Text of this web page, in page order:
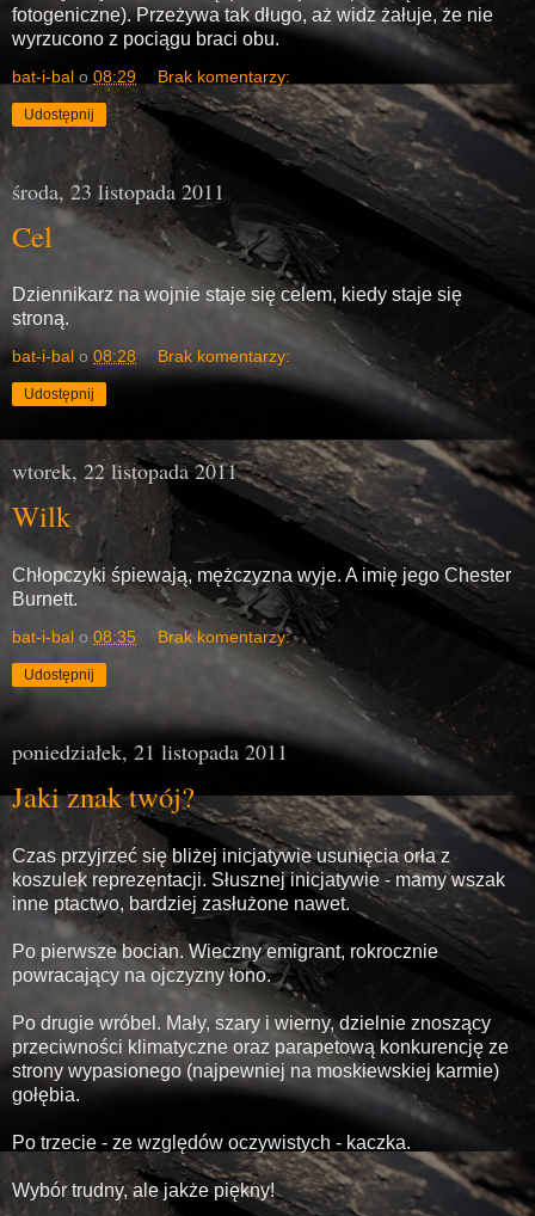
fotogeniczne). Przeżywa tak długo, aż widz żałuje, że nie
wyrzucono z pociągu braci obu.
bat-i-bal o 08:29 Brak komentarzy:
Udostępnij
środa, 23 listopada 2011
Cel
Dziennikarz na wojnie staje się celem, kiedy staje się
stroną.
bat-i-bal o 08:28 Brak komentarzy:
Udostępnij
wtorek, 22 listopada 2011
Wilk
Chłopczyki śpiewają, mężczyzna wyje. A imię jego Chester
Burnett.
bat-i-bal o 08:35 Brak komentarzy:
Udostępnij
poniedziałek, 21 listopada 2011
Jaki znak twój?
Czas przyjrzeć się bliżej inicjatywie usunięcia orła z
koszulek reprezentacji. Słusznej inicjatywie - mamy wszak
inne ptactwo, bardziej zasłużone nawet.
Po pierwsze bocian. Wieczny emigrant, rokrocznie
powracający na ojczyzny łono.
Po drugie wróbel. Mały, szary i wierny, dzielnie znoszący
przeciwności klimatyczne oraz parapetową konkurencję ze
strony wypasionego (najpewniej na moskiewskiej karmie)
gołębia.
Po trzecie - ze względów oczywistych - kaczka.
Wybór trudny, ale jakże piękny!